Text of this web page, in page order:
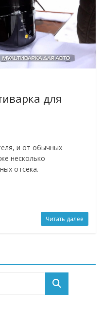
для
и от обычных
несколько
отсека.
Читать далее